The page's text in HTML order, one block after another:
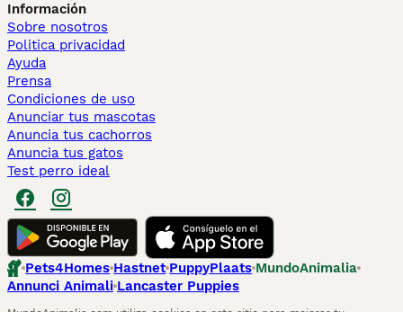
Información
Sobre nosotros
Politica privacidad
Ayuda
Prensa
Condiciones de uso
Anunciar tus mascotas
Anuncia tus cachorros
Anuncia tus gatos
Test perro ideal
Pets4Homes Hastnet PuppyPlaats MundoAnimalia
Annunci Animali Lancaster Puppies